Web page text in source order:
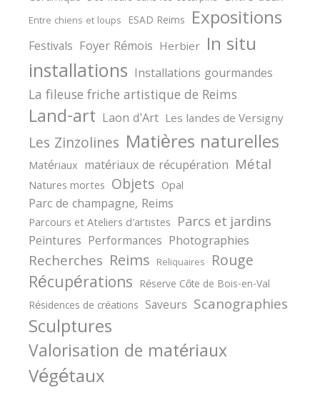
Entre chiens et loups ESAD Reims Expositions
Festivals Foyer Rémois Herbier In situ
installations Installations gourmandes
La fileuse friche artistique de Reims
Land-art Laon d'Art Les landes de Versigny
Les Zinzolines Matières naturelles
Matériaux matériaux de récupération Métal
Natures mortes Objets Opal
Parc de champagne, Reims
Parcours et Ateliers d'artistes Parcs et jardins
Peintures Performances Photographies
Recherches Reims Reliquaires Rouge
Récupérations Réserve Côte de Bois-en-Val
Résidences de créations Saveurs Scanographies
Sculptures
Valorisation de matériaux
Végétaux